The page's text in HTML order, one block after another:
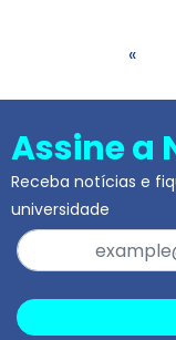
«
Assine a
Receba notícias e
universidade